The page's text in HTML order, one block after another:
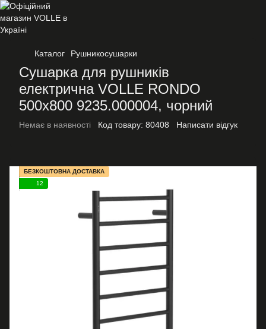
Каталог Рушникосушарки
Сушарка для рушників
електрична VOLLE RONDO
500x800 9235.000004, чорний
Немає в наявності Код товару: 80408 Написати відгук
БЕЗКОШТОВНА ДОСТАВКА
12